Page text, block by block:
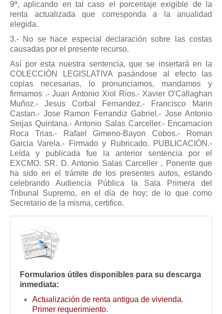
9ª, aplicando en tal caso el porcentaje exigible de la
renta actualizada que corresponda a la anualidad
elegida.
3.- No se hace especial declaración sobre las costas
causadas por el presente recurso.
Así por esta nuestra sentencia, que se insertará en la
COLECCIÓN LEGISLATIVA pasándose al efecto las
copias necesarias, lo pronunciamos, mandamos y
firmamos .- Juan Antonio Xiol Rios.- Xavier O'Callaghan
Muñoz.- Jesus Corbal Fernandez.- Francisco Marin
Castan.- Jose Ramon Ferrandiz Gabriel.- Jose Antonio
Seijas Quintana.- Antonio Salas Carceller.- Encarnacion
Roca Trias.- Rafael Gimeno-Bayon Cobos.- Roman
Garcia Varela.- Firmado y Rubricado. PUBLICACIÓN.-
Leída y publicada fue la anterior sentencia por el
EXCMO. SR. D. Antonio Salas Carceller , Ponente que
ha sido en el trámite de los presentes autos, estando
celebrando Audiencia Pública la Sala Primera del
Tribunal Supremo, en el día de hoy; de lo que como
Secretario de la misma, certifico.
Formularios útiles disponibles para su descarga
inmediata:
Actualización de renta antigua de vivienda.
Primer requerimiento.